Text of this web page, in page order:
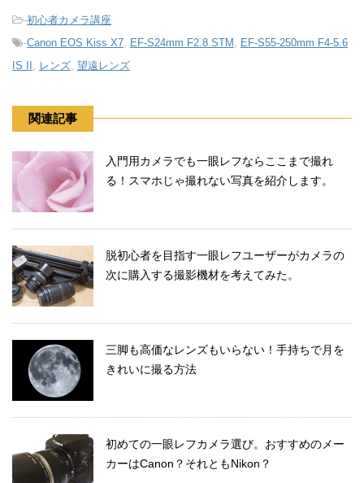
-初心者カメラ講座
-Canon EOS Kiss X7 EF-S24mm F2.8 STM
EF-S55-250mm F4-5.6
IS II
レンズ 望遠レンズ
関連記事
入門用カメラでも一眼レフならここまで撮れ
る！スマホじゃ撮れない写真を紹介します。
脱初心者を目指す一眼レフユーザーがカメラの
次に購入する撮影機材を考えてみた。
三脚も高価なレンズもいらない！手持ちで月を
きれいに撮る方法
初めての一眼レフカメラ選び。おすすめのメー
カーはCanon？それともNikon？